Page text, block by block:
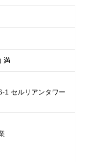
満
1 セルリアンタワー